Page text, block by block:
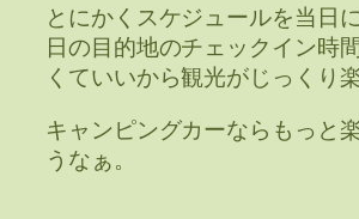
とにかくスケジュールを当日
日の目的地のチェックイン時
くていいから観光がじっくり楽
キャンピングカーならもっと
うなぁ。